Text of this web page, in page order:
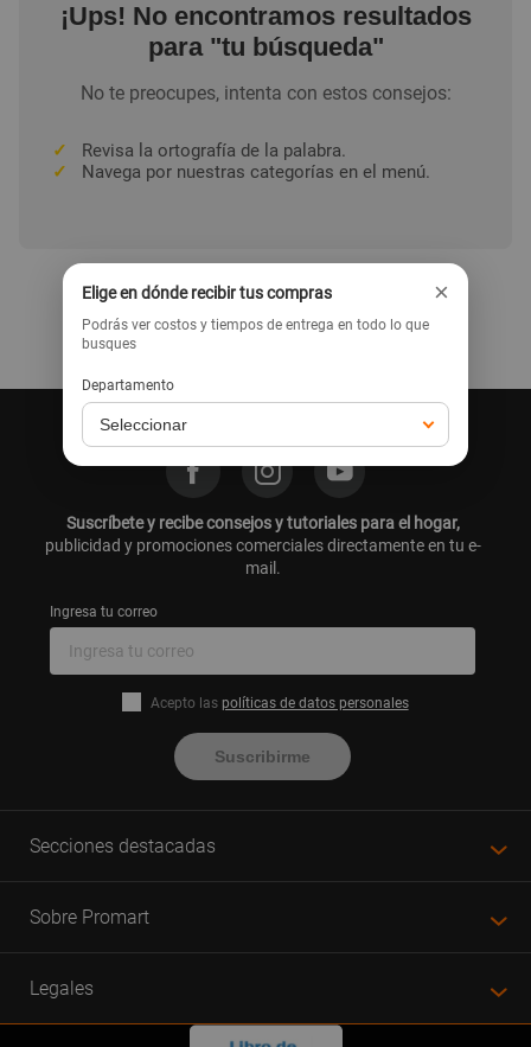
¡Ups! No encontramos resultados
para "tu búsqueda"
No te preocupes, intenta con estos consejos:
✓
Revisa la ortografía de la palabra.
✓
Navega por nuestras categorías en el menú.
Ir a la home
Síguenos en nuestras redes:
Suscríbete y recibe consejos y tutoriales para el hogar,
publicidad y promociones comerciales directamente en tu e-
mail.
Ingresa tu correo
Acepto las políticas de datos personales
Suscribirme
Secciones destacadas
Sobre Promart
Legales
Elige en dónde recibir tus compras ×
Podrás ver costos y tiempos de entrega en todo lo que
busques
Departamento